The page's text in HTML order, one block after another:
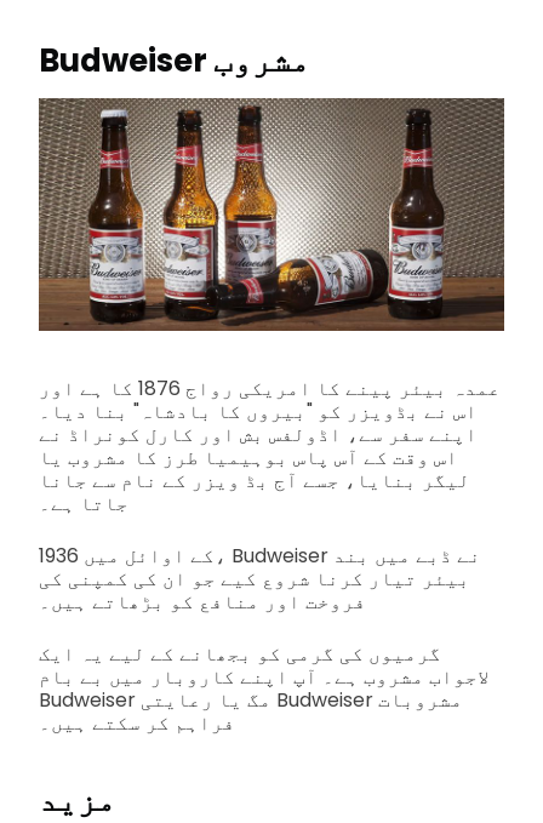
Budweiser مشروب
عمدہ بیئر پینے کا امریکی رواج 1876 کا ہے اور
اس نے بڈویزر کو "بیروں کا بادشاہ" بنا دیا۔
اپنے سفر سے، اڈولفس بش اور کارل کونراڈ نے
اس وقت کے آس پاس بوہیمیا طرز کا مشروب یا
لیگر بنایا، جسے آج بڈ ویزر کے نام سے جانا
جاتا ہے۔
1936 کے اوائل میں، Budweiser نے ڈبے میں بند
بیئر تیار کرنا شروع کیے جو ان کی کمپنی کی
فروخت اور منافع کو بڑھاتے ہیں۔
گرمیوں کی گرمی کو بجھانے کے لیے یہ ایک
لاجواب مشروب ہے۔ آپ اپنے کاروبار میں بے بام
Budweiser مگ یا رعایتی Budweiser مشروبات
فراہم کر سکتے ہیں۔
مزید